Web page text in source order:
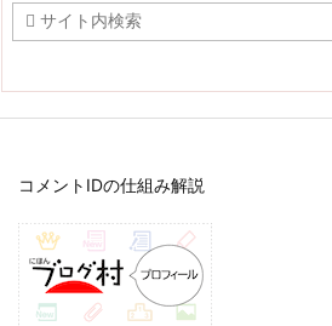
コメントIDの仕組み解説